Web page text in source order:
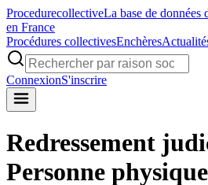
ProcedurecollectiveLa base de données
en France
Procédures collectivesEnchères
ConnexionS'inscrire
Redressement
Personne physique